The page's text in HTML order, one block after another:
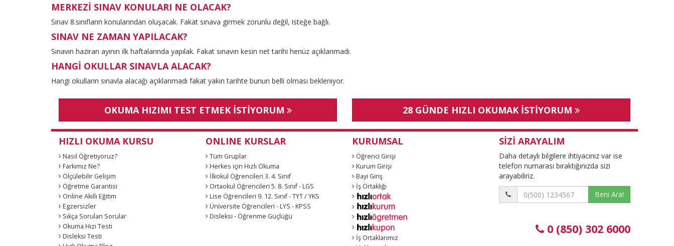
MERKEZİ SINAV KONULARI NE OLACAK?
Sınav 8.sınıfların konularından oluşacak. Fakat sınava girmek zorunlu değil, isteğe bağlı.
SINAV NE ZAMAN YAPILACAK?
Sınavın haziran ayının ilk haftalarında yapılak. Fakat sınavın kesin net tarihi henüz açıklanmadı.
HANGİ OKULLAR SINAVLA ALACAK?
Hangi okulların sınavla alacağı açıklanmadı fakat yakın tarihte bunun belli olması bekleniyor.
OKUMA HIZIMI TEST ETMEK İSTİYORUM 28 GÜNDE HIZLI OKUMAK İSTİYORUM
HIZLI OKUMA KURSU
Nasıl Öğretiyoruz?
Farkımız Ne?
Ölçülebilir Gelişim
Öğretme Garantisi
Online Akıllı Eğitim
Egzersizler
Sıkça Sorulan Sorular
Okuma Hızı Testi
Disleksi Testi
ONLINE KURSLAR
Tüm Gruplar
Herkes için Hızlı Okuma
İlkokul Öğrencileri 3. 4. Sınıf
Ortaokul Öğrencileri 5. 8. Sınıf - LGS
Lise Öğrencileri 9. 12. Sınıf - TYT / YKS
Üniversite Öğrencileri - LYS - KPSS
Disleksi - Öğrenme Güçlüğü
KURUMSAL
Öğrenci Girişi
Kurum Girişi
Bayi Giriş
İş Ortaklığı
İş Ortaklarımız
SİZİ ARAYALIM
Daha detaylı bilgilere ihtiyacınız var ise
telefon numarası bıraktığınızda sizi
arayabiliriz.
Beni Ara!
0 (850) 302 6000